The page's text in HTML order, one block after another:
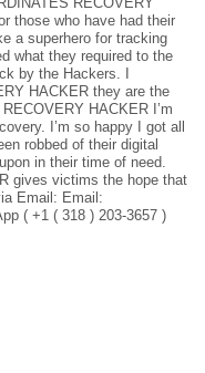
those who have had their
a superhero for tracking
what they required to the
by the Hackers. I
HACKER they are the
HACKER I’m
I’m so happy I got all
robbed of their digital
in their time of need.
gives victims the hope that
Email: Email:
( +1 ( 318 ) 203-3657 )